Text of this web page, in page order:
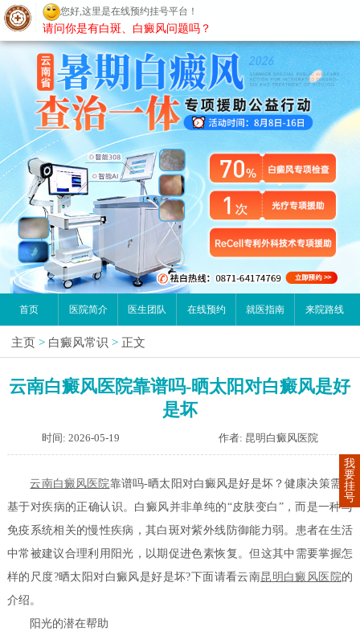
昆明白癜风医院
首页 医院简介 医生团队 在线预约 就医指南 来院路线
主页 > 白癜风常识 > 正文
云南白癜风医院靠谱吗-晒太阳对白癜风是好
是坏
时间: 2026-05-19 作者: 昆明白癜风医院
云南白癜风医院靠谱吗-晒太阳对白癜风是好是坏？健康决策需要
基于对疾病的正确认识。白癜风并非单纯的“皮肤变白”，而是一种与
免疫系统相关的慢性疾病，其白斑对紫外线防御能力弱。患者在生活
中常被建议合理利用阳光，以期促进色素恢复。但这其中需要掌握怎
样的尺度?晒太阳对白癜风是好是坏?下面请看云南昆明白癜风医院的
介绍。
阳光的潜在帮助
我
要
挂
号
您好,这里是在线预约挂号平台！
请问你是有白斑、白癜风问题吗？